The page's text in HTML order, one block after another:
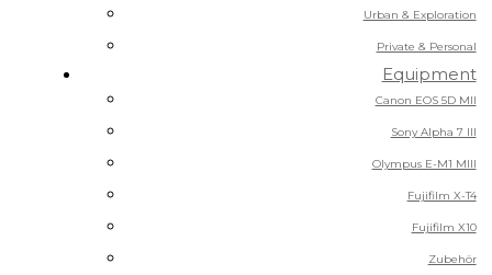
Urban & Exploration
Private & Personal
Equipment
Canon EOS 5D MII
Sony Alpha 7 III
Olympus E-M1 MIII
Fujifilm X-T4
Fujifilm X10
Zubehör